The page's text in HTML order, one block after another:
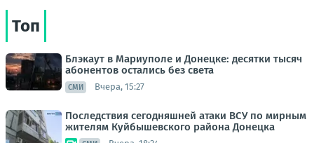
Топ
Блэкаут в Мариуполе и Донецке: десятки тысяч
абонентов остались без света
СМИ Вчера, 15:27
Последствия сегодняшней атаки ВСУ по мирным
жителям Куйбышевского района Донецка